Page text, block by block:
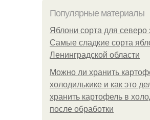
Популярные материалы
Яблони сорта для северо
Самые сладкие сорта
Ленинградской области
Можно ли хранить
холодилькике и как это
хранить картофель в
после обработки